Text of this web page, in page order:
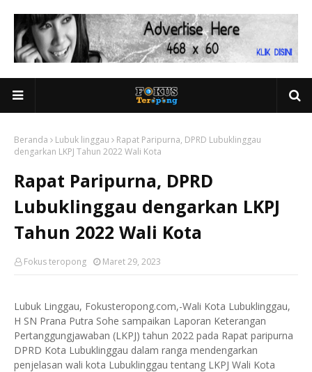
Beranda Lubuk linggau
Rapat Paripurna, DPRD Lubuklinggau
dengarkan LKPJ Tahun 2022 Wali Kota
Rapat Paripurna, DPRD
Lubuklinggau dengarkan LKPJ
Tahun 2022 Wali Kota
Fokus teropong Maret 29, 2023
Lubuk Linggau, Fokusteropong.com,-Wali Kota Lubuklinggau,
H SN Prana Putra Sohe sampaikan Laporan Keterangan
Pertanggungjawaban (LKPJ) tahun 2022 pada Rapat paripurna
DPRD Kota Lubuklinggau dalam ranga mendengarkan
penjelasan wali kota Lubuklinggau tentang LKPJ Wali Kota